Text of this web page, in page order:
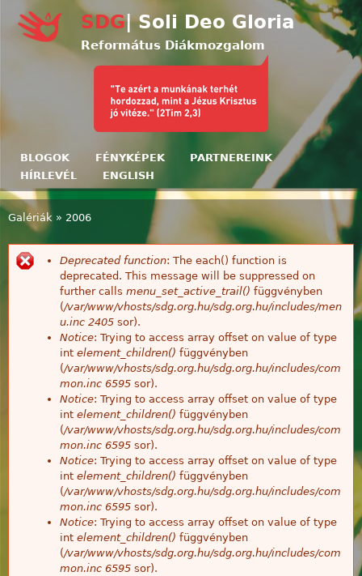
SDG| Soli Deo Gloria
Református Diákmozgalom
BLOGOK FÉNYKÉPEK
PARTNEREINK
HÍRLEVÉL
ENGLISH
Jelenlegi hely
Galériák » 2006
Hibaüzenet
Deprecated function: The each() function is
deprecated. This message will be suppressed on
further calls menu_set_active_trail() függvényben
(/var/www/vhosts/sdg.org.hu/sdg.org.hu/includes/men
u.inc 2405 sor).
Notice: Trying to access array offset on value of type
int element_children() függvényben
(/var/www/vhosts/sdg.org.hu/sdg.org.hu/includes/com
mon.inc 6595 sor).
Notice: Trying to access array offset on value of type
int element_children() függvényben
(/var/www/vhosts/sdg.org.hu/sdg.org.hu/includes/com
mon.inc 6595 sor).
Notice: Trying to access array offset on value of type
int element_children() függvényben
(/var/www/vhosts/sdg.org.hu/sdg.org.hu/includes/com
mon.inc 6595 sor).
Notice: Trying to access array offset on value of type
int element_children() függvényben
(/var/www/vhosts/sdg.org.hu/sdg.org.hu/includes/com
mon.inc 6595 sor).